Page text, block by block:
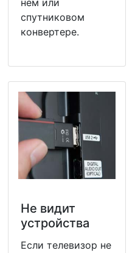
спутниковом
конвертере.
Не видит
устройства
Если телевизор не